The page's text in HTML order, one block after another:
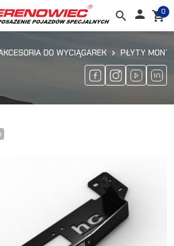
search  shopping_cart
0
DO WYCIĄGAREK PŁYTY